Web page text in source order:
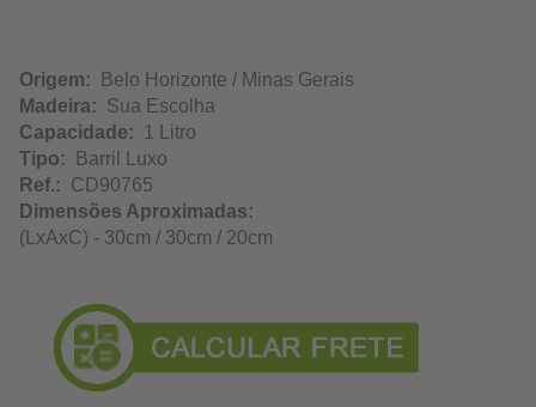
Origem: Belo Horizonte / Minas Gerais
Madeira: Sua Escolha
Capacidade: 1 Litro
Tipo: Barril Luxo
Ref.: CD90765
Dimensões Aproximadas:
(LxAxC) - 30cm / 30cm / 20cm